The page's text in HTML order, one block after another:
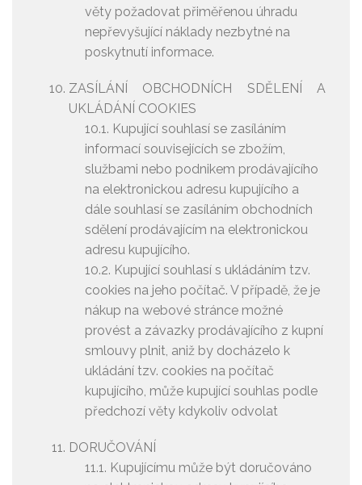
věty požadovat přiměřenou úhradu
nepřevyšující náklady nezbytné na
poskytnutí informace.
ZASÍLÁNÍ OBCHODNÍCH SDĚLENÍ A
UKLÁDÁNÍ COOKIES
10.1. Kupující souhlasí se zasíláním
informací souvisejících se zbožím,
službami nebo podnikem prodávajícího
na elektronickou adresu kupujícího a
dále souhlasí se zasíláním obchodních
sdělení prodávajícím na elektronickou
adresu kupujícího.
10.2. Kupující souhlasí s ukládáním tzv.
cookies na jeho počítač. V případě, že je
nákup na webové stránce možné
provést a závazky prodávajícího z kupní
smlouvy plnit, aniž by docházelo k
ukládání tzv. cookies na počítač
kupujícího, může kupující souhlas podle
předchozí věty kdykoliv odvolat
DORUČOVÁNÍ
11.1. Kupujícímu může být doručováno